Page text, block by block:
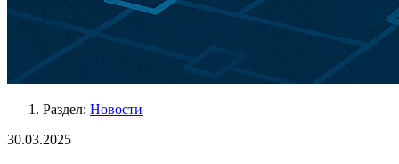
Раздел: Новости
30.03.2025